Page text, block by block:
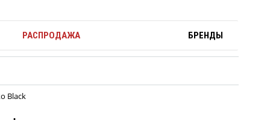
РАСПРОДАЖА БРЕНДЫ
Black